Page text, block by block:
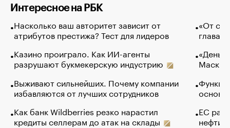
Интересное на РБК
Насколько ваш авторитет зависит от
атрибутов престижа? Тест для лидеров
Казино проиграло. Как ИИ-агенты
разрушают букмекерскую индустрию
Выживают сильнейших. Почему компании
избавляются от лучших сотрудников
Как банк Wildberries резко нарастил
кредиты селлерам до атак на склады
«От
глава
Маск в
основ
ЕС
нефти